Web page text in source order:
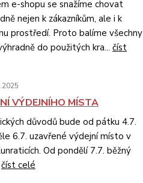
e-shopu se snažíme chovat
nejen k zákazníkům, ale i k
prostředí. Proto balíme všechny
do použitých kra... číst
VÝDEJNÍHO MÍSTA
důvodů bude od pátku 4.7.
6.7. uzavřené výdejní místo v
Od pondělí 7.7. běžný
číst celé